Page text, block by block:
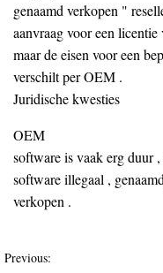
genaamd verkopen "
aanvraag voor een
maar de eisen voor een
verschilt per OEM .
Juridische kwesties
OEM
software is vaak erg duur
software illegaal ,
verkopen .
Previous: